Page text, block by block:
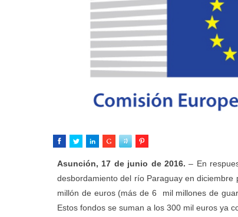
Asunción, 17 de junio de 2016. – En
desbordamiento del río Paraguay en
millón de euros (más de 6 mil millones de
Estos fondos se suman a los 300 mil euros ya